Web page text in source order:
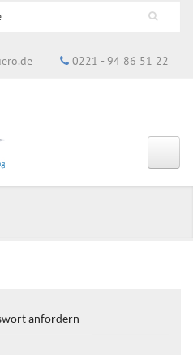
site
0221 - 94 86 51 22
anfordern